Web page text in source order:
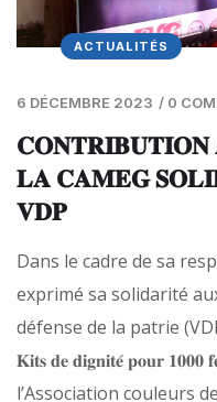
ACTUALITÉS
6 DÉCEMBRE 2023 / 0
𝐂𝐎𝐍𝐓𝐑𝐈𝐁𝐔𝐓𝐈𝐎𝐍
𝐋𝐀 𝐂𝐀𝐌𝐄𝐆
𝐕𝐃𝐏
Dans le cadre de sa
exprimé sa solidarité
défense de la patrie
𝐊𝐢𝐭𝐬 𝐝𝐞 𝐝𝐢𝐠𝐧𝐢𝐭𝐞́ 𝐩𝐨𝐮𝐫
l’Association couleurs